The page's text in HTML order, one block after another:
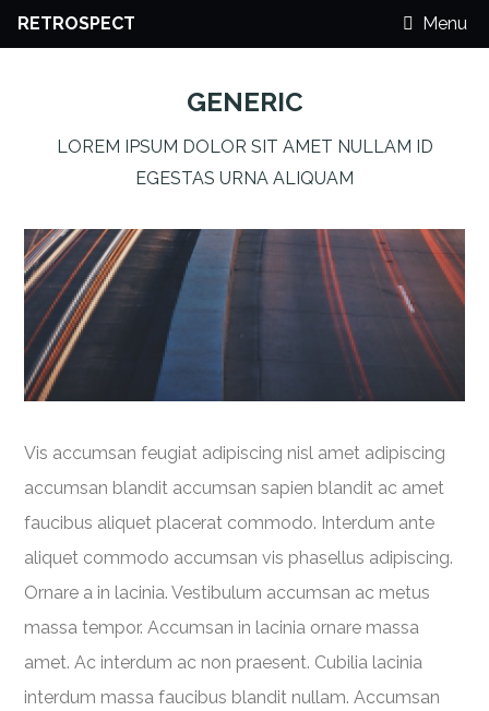
RETROSPECT Menu
GENERIC
LOREM IPSUM DOLOR SIT AMET NULLAM ID
EGESTAS URNA ALIQUAM
Vis accumsan feugiat adipiscing nisl amet adipiscing
accumsan blandit accumsan sapien blandit ac amet
faucibus aliquet placerat commodo. Interdum ante
aliquet commodo accumsan vis phasellus adipiscing.
Ornare a in lacinia. Vestibulum accumsan ac metus
massa tempor. Accumsan in lacinia ornare massa
amet. Ac interdum ac non praesent. Cubilia lacinia
interdum massa faucibus blandit nullam. Accumsan